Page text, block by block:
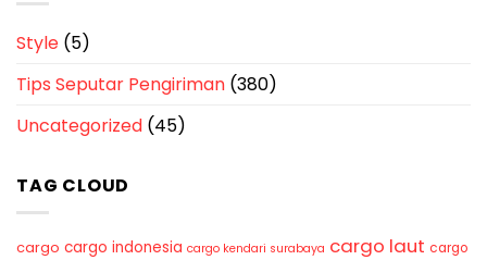
Style (5)
Tips Seputar Pengiriman (380)
Uncategorized (45)
TAG CLOUD
cargo cargo indonesia cargo kendari surabaya cargo laut cargo